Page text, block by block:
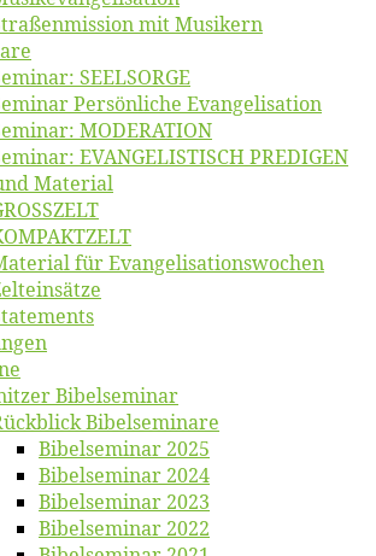
mit Musikern
SEELSORGE
Per­sön­li­che Evangelisation
MODERATION
EVANGELISTISCH PREDIGEN
Material
für Evangelisationswochen
Bibelseminar
Bibelseminare
Bi­bel­se­mi­nar 2025
Bi­bel­se­mi­nar 2024
Bi­bel­se­mi­nar 2023
Bi­bel­se­mi­nar 2022